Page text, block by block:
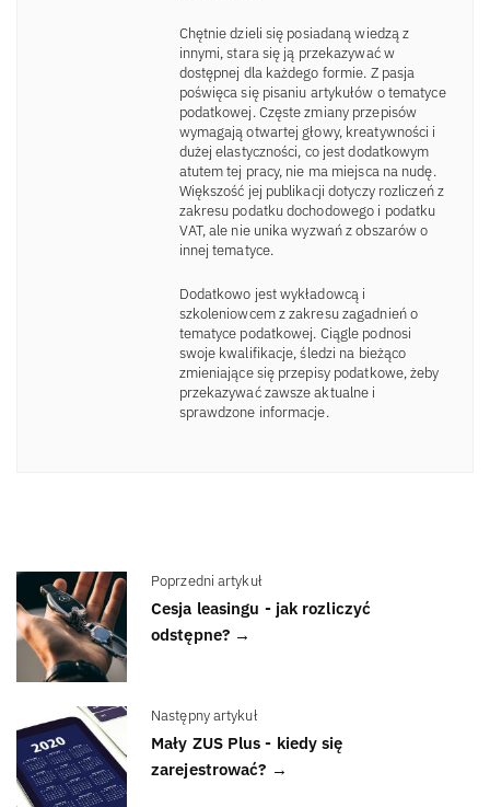
Chętnie dzieli się posiadaną wiedzą z
innymi, stara się ją przekazywać w
dostępnej dla każdego formie. Z pasja
poświęca się pisaniu artykułów o tematyce
podatkowej. Częste zmiany przepisów
wymagają otwartej głowy, kreatywności i
dużej elastyczności, co jest dodatkowym
atutem tej pracy, nie ma miejsca na nudę.
Większość jej publikacji dotyczy rozliczeń z
zakresu podatku dochodowego i podatku
VAT, ale nie unika wyzwań z obszarów o
innej tematyce.
Dodatkowo jest wykładowcą i
szkoleniowcem z zakresu zagadnień o
tematyce podatkowej. Ciągle podnosi
swoje kwalifikacje, śledzi na bieżąco
zmieniające się przepisy podatkowe, żeby
przekazywać zawsze aktualne i
sprawdzone informacje.
Poprzedni artykuł
Cesja leasingu - jak rozliczyć
odstępne? →
Następny artykuł
Mały ZUS Plus - kiedy się
zarejestrować? →